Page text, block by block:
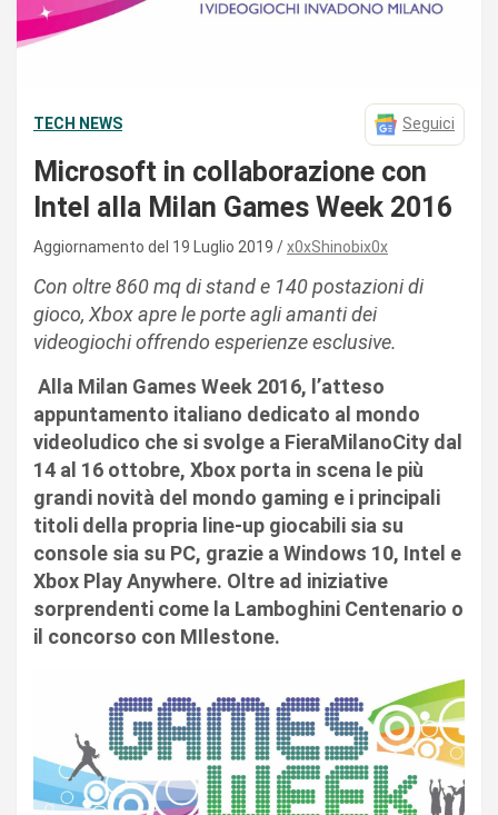
TECH NEWS Seguici
Microsoft in collaborazione con
Intel alla Milan Games Week 2016
Aggiornamento del 19 Luglio 2019 x0xShinobix0x
Con oltre 860 mq di stand e 140 postazioni di
gioco, Xbox apre le porte agli amanti dei
videogiochi offrendo esperienze esclusive.
Alla Milan Games Week 2016, l’atteso
appuntamento italiano dedicato al mondo
videoludico che si svolge a FieraMilanoCity dal
14 al 16 ottobre, Xbox porta in scena le più
grandi novità del mondo gaming e i principali
titoli della propria line-up giocabili sia su
console sia su PC, grazie a Windows 10, Intel e
Xbox Play Anywhere. Oltre ad iniziative
sorprendenti come la Lamboghini Centenario o
il concorso con MIlestone.